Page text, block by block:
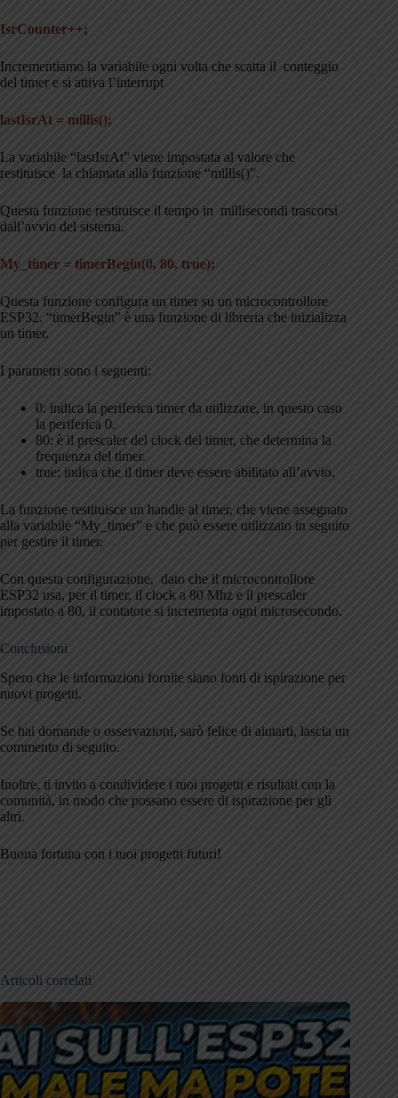
IsrCounter++;
Incrementiamo la variabile ogni volta che scatta il conteggio
del timer e si attiva l’interrupt
lastIsrAt = millis();
La variabile “lastIsrAt” viene impostata al valore che
restituisce la chiamata alla funzione “millis()”.
Questa funzione restituisce il tempo in millisecondi trascorsi
dall’avvio del sistema.
My_timer = timerBegin(0, 80, true);
Questa funzione configura un timer su un microcontrollore
ESP32. “timerBegin” è una funzione di libreria che inizializza
un timer.
I parametri sono i seguenti:
0: indica la periferica timer da utilizzare, in questo caso
la periferica 0.
80: è il prescaler del clock del timer, che determina la
frequenza del timer.
true: indica che il timer deve essere abilitato all’avvio.
La funzione restituisce un handle al timer, che viene assegnato
alla variabile “My_timer” e che può essere utilizzato in seguito
per gestire il timer.
Con questa configurazione, dato che il microcontrollore
ESP32 usa, per il timer, il clock a 80 Mhz e il prescaler
impostato a 80, il contatore si incrementa ogni microsecondo.
Conclusioni
Spero che le informazioni fornite siano fonti di ispirazione per
nuovi progetti.
Se hai domande o osservazioni, sarò felice di aiutarti, lascia un
commento di seguito.
Inoltre, ti invito a condividere i tuoi progetti e risultati con la
comunità, in modo che possano essere di ispirazione per gli
altri.
Buona fortuna con i tuoi progetti futuri!
Articoli correlati